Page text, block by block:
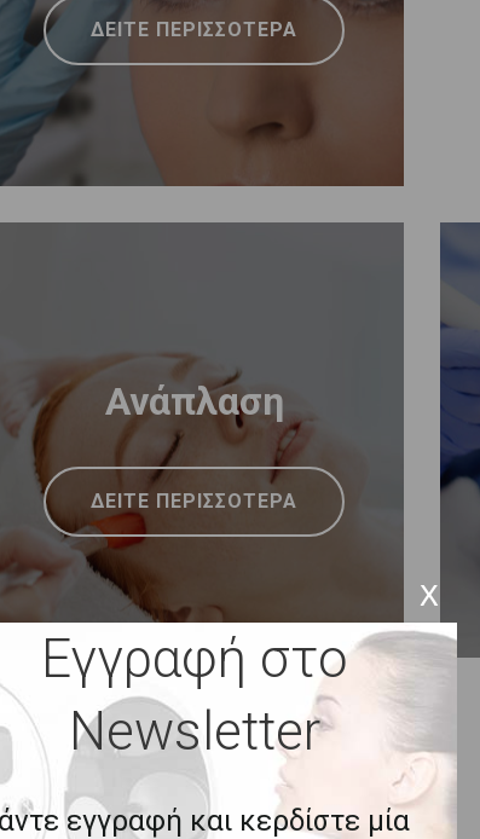
ΔΕΙΤΕ ΠΕΡΙΣΣΟΤΕΡΑ
Ανάπλαση
ΔΕΙΤΕ ΠΕΡΙΣΣΟΤΕΡΑ
ΔΕΙΤΕ ΟΛΕΣ ΤΙΣ ΥΠΗΡΕΣΙΕΣ
Εγγραφή στο
Newsletter
εγγραφή και κερδίστε μία
X